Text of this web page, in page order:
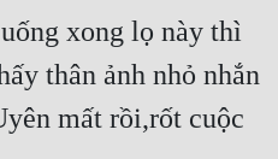
xong lọ này thì
thân ảnh nhỏ nhắn
mất rồi,rốt cuộc